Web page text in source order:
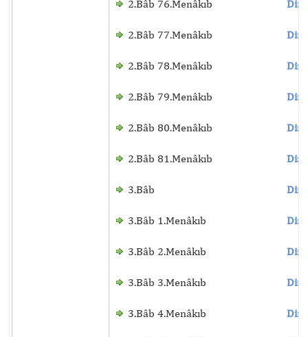
2.Bâb 76.Menâkıb
2.Bâb 77.Menâkıb
2.Bâb 78.Menâkıb
2.Bâb 79.Menâkıb
2.Bâb 80.Menâkıb
2.Bâb 81.Menâkıb
3.Bâb
3.Bâb 1.Menâkıb
3.Bâb 2.Menâkıb
3.Bâb 3.Menâkıb
3.Bâb 4.Menâkıb